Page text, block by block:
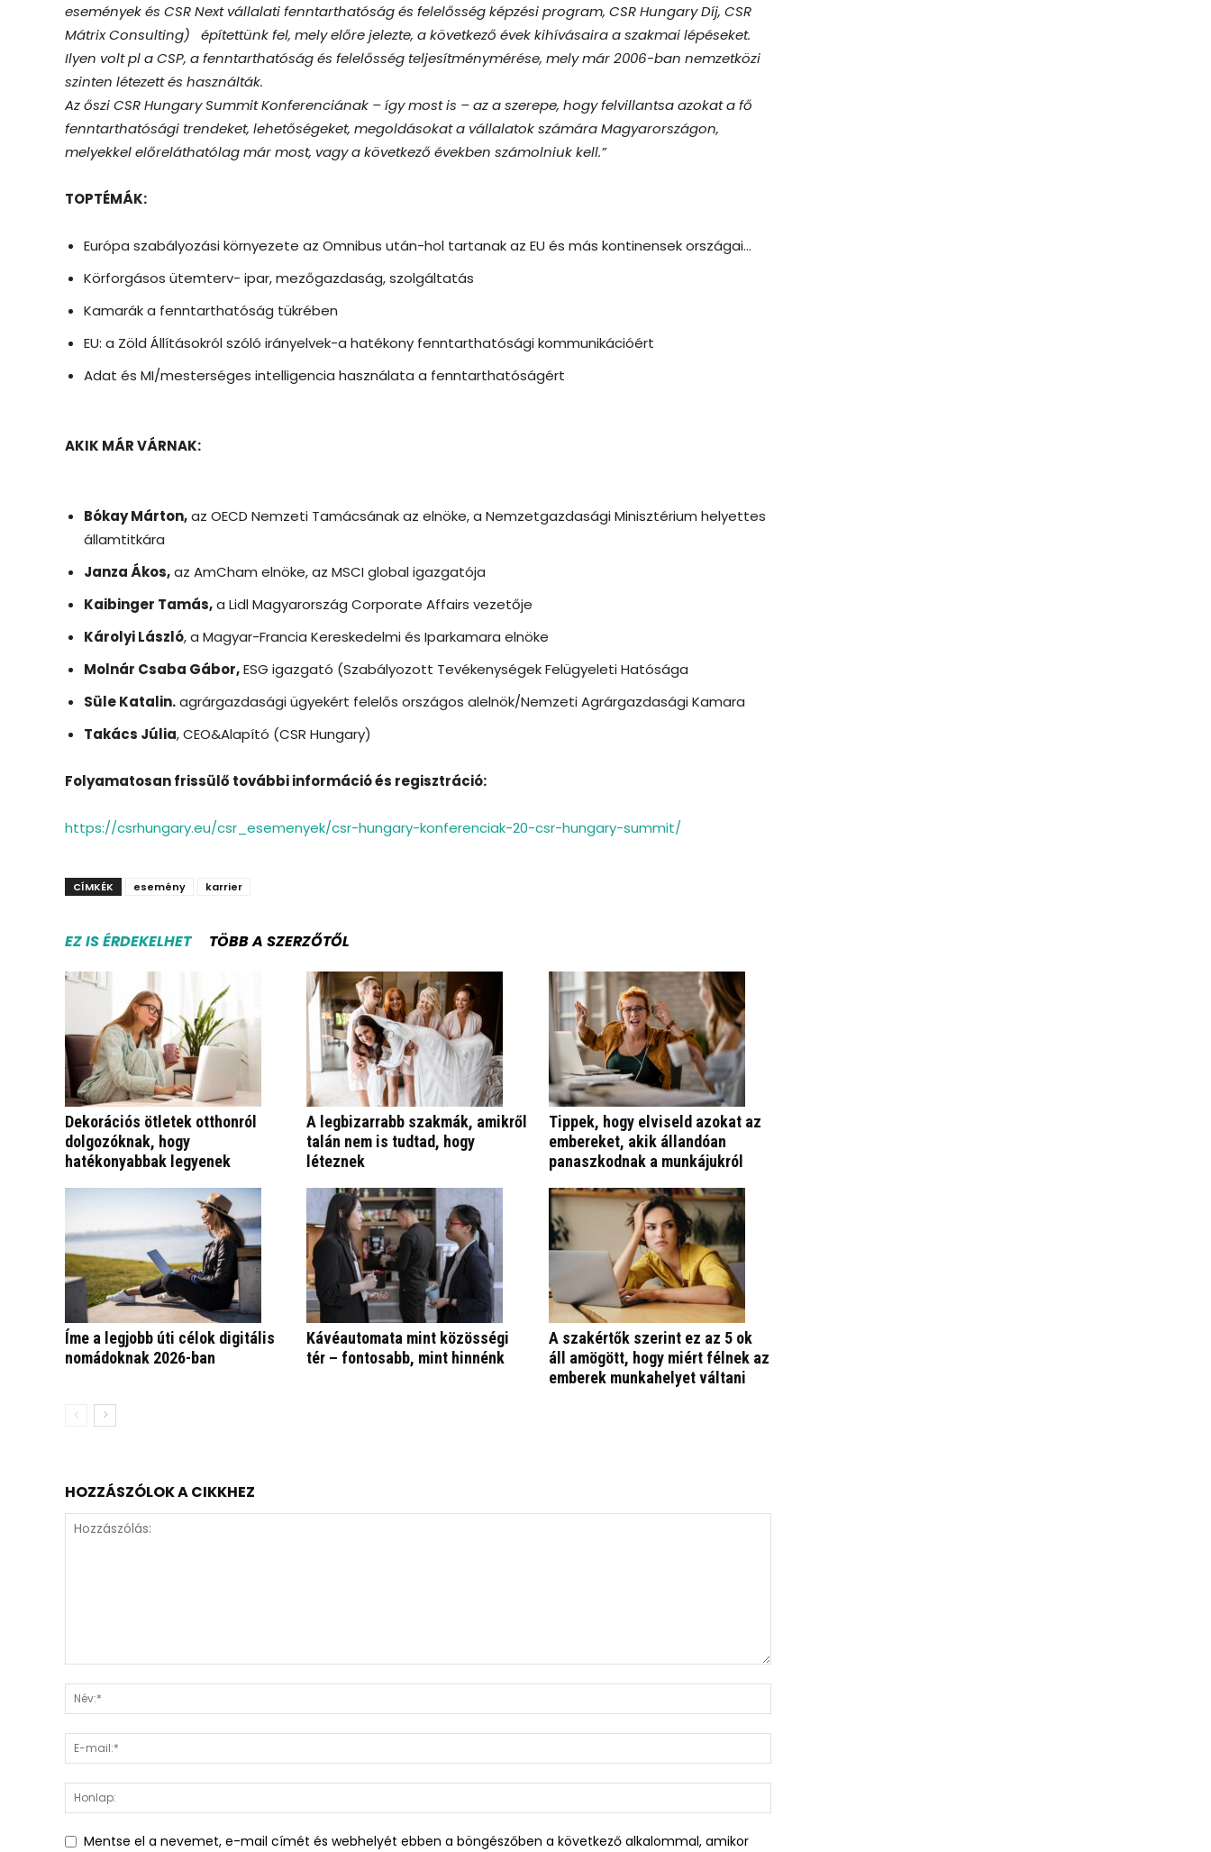
események és CSR Next vállalati fenntarthatóság és felelősség képzési program, CSR Hungary Díj, CSR
Mátrix Consulting) építettünk fel, mely előre jelezte, a következő évek kihívásaira a szakmai lépéseket.
Ilyen volt pl a CSP, a fenntarthatóság és felelősség teljesítménymérése, mely már 2006-ban nemzetközi
szinten létezett és használták.
Az őszi CSR Hungary Summit Konferenciának – így most is – az a szerepe, hogy felvillantsa azokat a fő
fenntarthatósági trendeket, lehetőségeket, megoldásokat a vállalatok számára Magyarországon,
melyekkel előreláthatólag már most, vagy a következő években számolniuk kell.”
TOPTÉMÁK:
Európa szabályozási környezete az Omnibus után-hol tartanak az EU és más kontinensek országai…
Körforgásos ütemterv- ipar, mezőgazdaság, szolgáltatás
Kamarák a fenntarthatóság tükrében
EU: a Zöld Állításokról szóló irányelvek-a hatékony fenntarthatósági kommunikációért
Adat és MI/mesterséges intelligencia használata a fenntarthatóságért
AKIK MÁR VÁRNAK:
Bókay Márton,az OECD Nemzeti Tamácsának az elnöke, a Nemzetgazdasági Minisztérium helyettes
államtitkára
Janza Ákos,az AmCham elnöke, az MSCI global igazgatója
Kaibinger Tamás,a Lidl Magyarország Corporate Affairs vezetője
Károlyi László, a Magyar-Francia Kereskedelmi és Iparkamara elnöke
Molnár Csaba Gábor,ESG igazgató (Szabályozott Tevékenységek Felügyeleti Hatósága
Süle Katalin.agrárgazdasági ügyekért felelős országos alelnök/Nemzeti Agrárgazdasági Kamara
Takács Júlia, CEO&Alapító (CSR Hungary)
Folyamatosan frissülő további információ és regisztráció:
https://csrhungary.eu/csr_esemenyek/csr-hungary-konferenciak-20-csr-hungary-summit/
CÍMKÉK esemény karrier
EZ IS ÉRDEKELHET TÖBB A SZERZŐTŐL
Dekorációs ötletek otthonról
dolgozóknak, hogy
hatékonyabbak legyenek
A legbizarrabb szakmák, amikről
talán nem is tudtad, hogy
léteznek
Tippek, hogy elviseld azokat az
embereket, akik állandóan
panaszkodnak a munkájukról
Íme a legjobb úti célok digitális
nomádoknak 2026-ban
Kávéautomata mint közösségi
tér – fontosabb, mint hinnénk
A szakértők szerint ez az 5 ok
áll amögött, hogy miért félnek az
emberek munkahelyet váltani
HOZZÁSZÓLOK A CIKKHEZ
Mentse el a nevemet, e-mail címét és webhelyét ebben a böngészőben a következő alkalommal, amikor